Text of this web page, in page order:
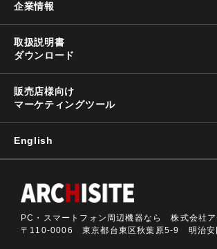
企業情報
取扱説明書
ダウンロード
販売店様向け
マーケティングツール
English
PC・スマートフォン周辺機器なら 株式会社ア
〒110-0006 東京都台東区秋葉原5-9 明治安